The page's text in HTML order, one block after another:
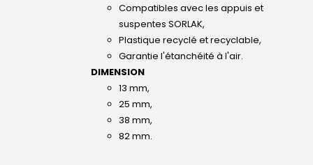
Compatibles avec les appuis et
suspentes SORLAK,
Plastique recyclé et recyclable,
Garantie l'étanchéité à l'air.
DIMENSION
13 mm,
25 mm,
38 mm,
82 mm.